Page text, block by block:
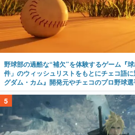
野球部の過酷な“補欠”を体験するゲーム『
件」のウィッシュリストをもとにチェコ語
グダム・カム』開発元やチェコのプロ野球
5